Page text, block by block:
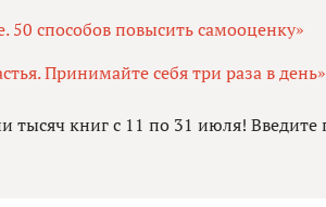
50 способов повысить самооценку»
Принимайте себя три раза в день»
тысяч книг с 11 по 31 июля!